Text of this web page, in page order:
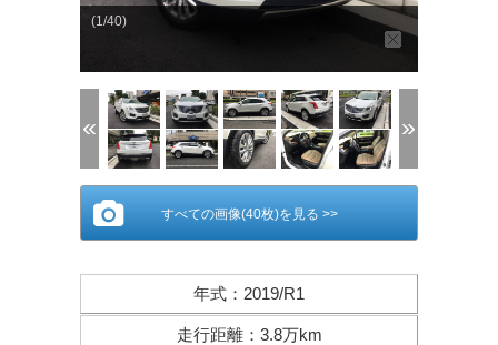
(1/40)
すべての画像(40枚)を見る >>
年式 ： 2019/R1
走行距離： 3.8万km